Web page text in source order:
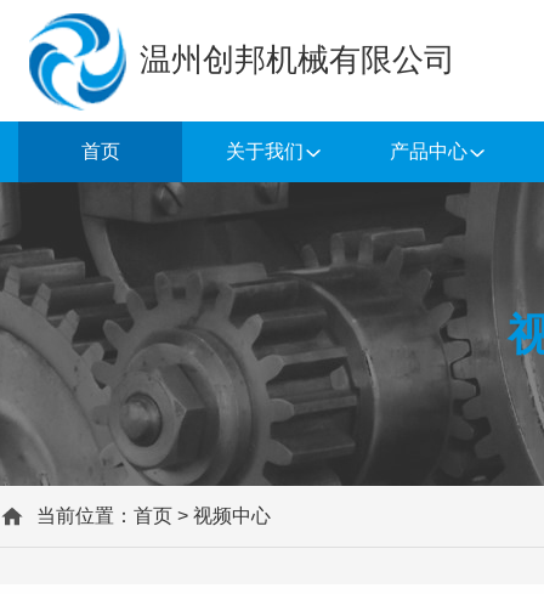
温州创邦机械有限公司
首页 关于我们 产品中心
当前位置： 首页 > 视频中心